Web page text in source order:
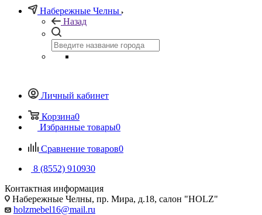
Набережные Челны
Назад
Личный кабинет
Корзина0
Избранные товары0
Сравнение товаров0
8 (8552) 910930
Контактная информация
Набережные Челны, пр. Мира, д.18, салон "HOLZ"
holzmebel16@mail.ru